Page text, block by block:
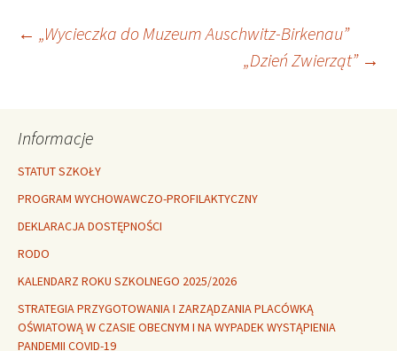
Nawigacja
← „Wycieczka do Muzeum Auschwitz-Birkenau”
„Dzień Zwierząt” →
Informacje
STATUT SZKOŁY
PROGRAM WYCHOWAWCZO-PROFILAKTYCZNY
DEKLARACJA DOSTĘPNOŚCI
RODO
KALENDARZ ROKU SZKOLNEGO 2025/2026
STRATEGIA PRZYGOTOWANIA I ZARZĄDZANIA PLACÓWKĄ
OŚWIATOWĄ W CZASIE OBECNYM I NA WYPADEK WYSTĄPIENIA
PANDEMII COVID-19